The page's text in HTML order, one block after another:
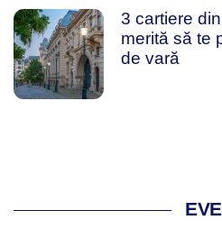
3 cartiere
merită să te
de vară